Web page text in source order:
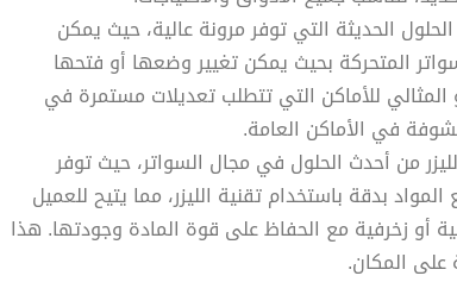
الحديثة التي توفر مرونة عالية، حيث يمكن
المتحركة بحيث يمكن تغيير وضعها أو فتحها
للأماكن التي تتطلب تعديلات مستمرة في
في الأماكن العامة.
من أحدث الحلول في مجال السواتر، حيث توفر
بدقة باستخدام تقنية الليزر، مما يتيح للعميل
زخرفية مع الحفاظ على قوة المادة وجودتها. هذا
على المكان.